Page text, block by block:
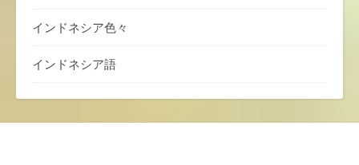
インドネシア色々
インドネシア語